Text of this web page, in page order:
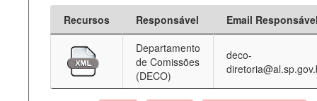
Recursos Responsável
Email
Departamento
de Comissões
(DECO)
deco-